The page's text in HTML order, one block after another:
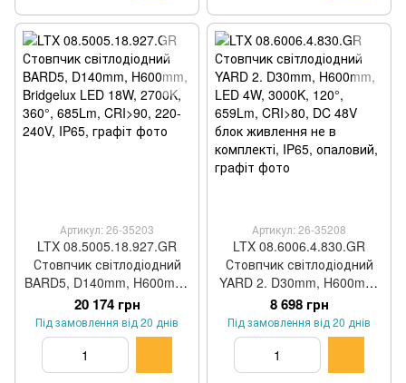
Артикул: 26-35203
LTX 08.5005.18.927.GR
Стовпчик світлодіодний
BARD5, D140mm, H600mm,
Bridgelux LED 18W, 2700K,
360°, 685Lm, CRI>90, 220-
240V, IP65, графіт
20 174 грн
Під замовлення від 20 днів
Артикул: 26-35208
LTX 08.6006.4.830.GR
Стовпчик світлодіодний
YARD 2. D30mm, H600mm,
LED 4W, 3000K, 120°,
659Lm, CRI>80, DC 48V
блок живлення не в
комплекті, IP65, опаловий,
графіт
8 698 грн
Під замовлення від 20 днів